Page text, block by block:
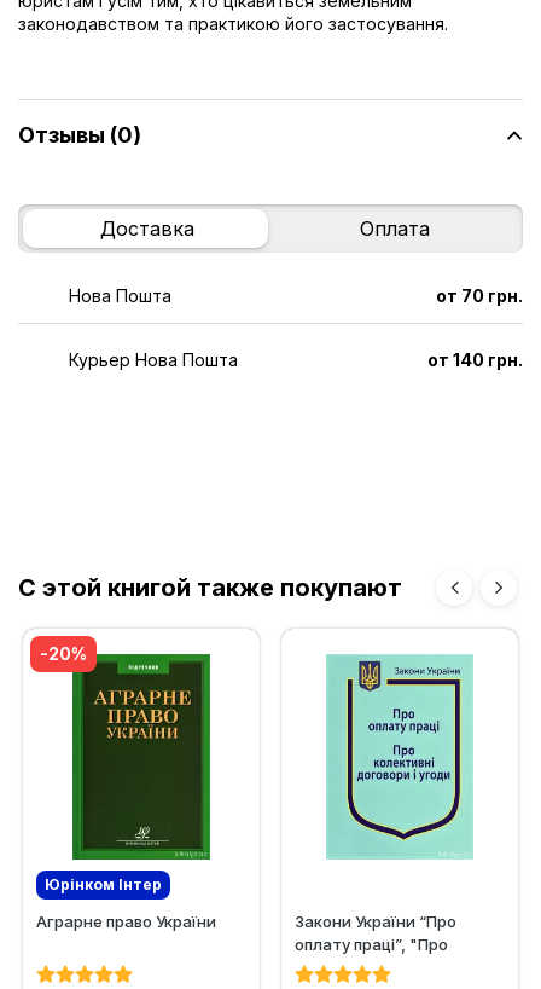
законодавством та практикою його застосування.
Отзывы (0)
Доставка Оплата
Нова Пошта от 70 грн.
Курьер Нова Пошта от 140 грн.
С этой книгой также покупают
Юрінком Iнтер
Аграрне право України
-20%
Закони України “Про
оплату праці”, "Про
колективні договори і...